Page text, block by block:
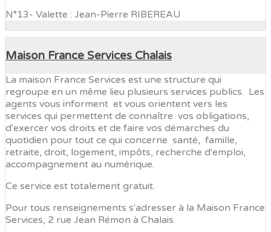
N°13- Valette : Jean-Pierre RIBEREAU
Maison France Services Chalais
La maison France Services est une structure qui
regroupe en un même lieu plusieurs services publics. Les
agents vous informent et vous orientent vers les
services qui permettent de connaître vos obligations,
d'exercer vos droits et de faire vos démarches du
quotidien pour tout ce qui concerne santé, famille,
retraite, droit, logement, impôts, recherche d'emploi,
accompagnement au numérique.
Ce service est totalement gratuit.
Pour tous renseignements s'adresser à la Maison France
Services, 2 rue Jean Rémon à Chalais.